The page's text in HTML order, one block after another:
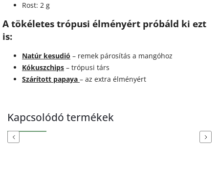
Rost: 2 g
A tökéletes trópusi élményért próbáld ki ezt
is:
Natúr kesudió – remek párosítás a mangóhoz
Kókuszchips – trópusi társ
Szárított papaya – az extra élményért
Kapcsolódó termékek
Previous Next